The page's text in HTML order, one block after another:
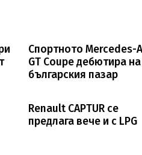
Спортното Mercedes-
GT Coupe дебютира на
българския пазар
Renault CAPTUR се
предлага вече и с LPG